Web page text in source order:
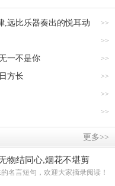
>>
,远比乐器奏出的悦耳动
>>
>>
一不是你
>>
方长
>>
>>
更多>>
物结同心,烟花不堪剪
名言短句，欢迎大家摘录阅读！